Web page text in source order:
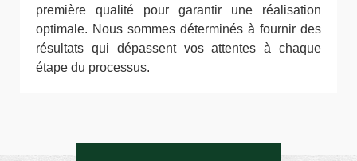
première qualité pour garantir une réalisation
optimale. Nous sommes déterminés à fournir des
résultats qui dépassent vos attentes à chaque
étape du processus.